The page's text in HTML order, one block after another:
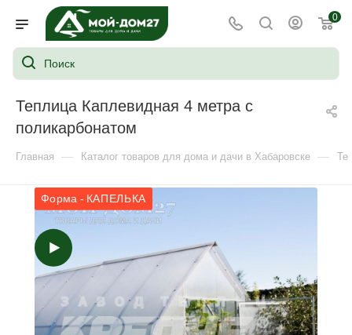
0
Теплица Каплевидная 4 метра с
поликарбонатом
Главная — Каталог товаров для дома и дачи в Хабаровске —
Форма - КАПЕЛЬКА